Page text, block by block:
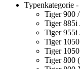
Typenkategorie
Tiger 900
Tiger 885i
Tiger 955i
Tiger
Tiger
Tiger 800